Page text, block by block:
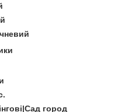
город